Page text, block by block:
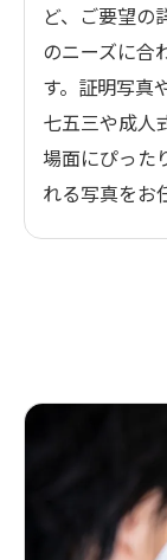
ど、ご要望の
のニーズに合
す。証明写真
七五三や成人
場面にぴった
れる写真をお